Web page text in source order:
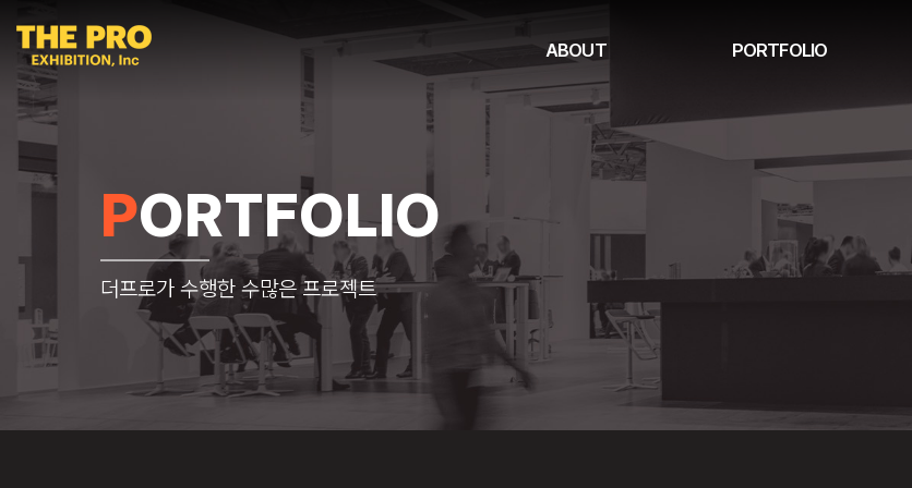
ABOUT PORTFOLIO
PORTFOLIO
더프로가 수행한 수많은 프로젝트